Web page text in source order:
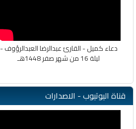
دعاء كميل - القارئ عبدالرضا العبدالرؤوف -
ليلة 16 من شهر صفر 1448هـ
قناة اليوتيوب - الاصدارات